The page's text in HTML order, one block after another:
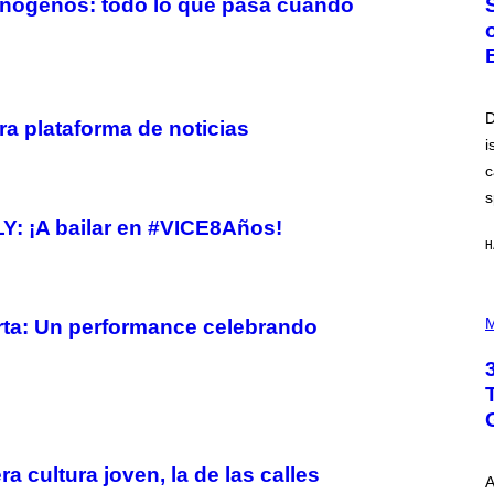
todo lo que pasa cuando
plataforma de noticias
¡A bailar en #VICE8Años!
Un performance celebrando
cultura joven, la de las calles
O
B
E
R
P
N
C
C
C
S
C
O
R
B
I
I
H
O
I
L
L
R